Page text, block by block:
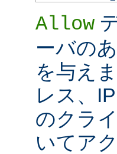
Allow
ーバの
を与え
レス、
のクラ
いてア